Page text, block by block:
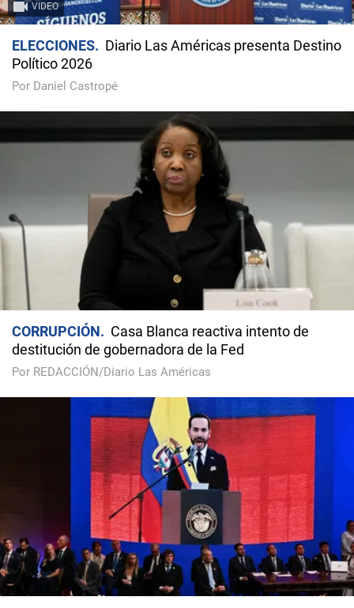
VIDEO
ELECCIONES
Diario Las Américas presenta Destino
Político 2026
Por Daniel Castropé
CORRUPCIÓN
Casa Blanca reactiva intento de
destitución de gobernadora de la Fed
Por REDACCIÓN/Diario Las Américas